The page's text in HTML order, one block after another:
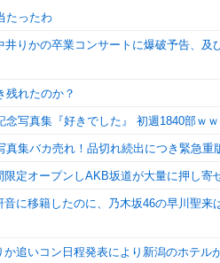
たったわ
井りかの卒業コンサートに爆破予告、及
残れたのか？
念写真集『好きでした』 初週1840部ｗ
真集バカ売れ！品切れ続出につき緊急重
定オープンしAKB坂道が大量に押し寄
音に移籍したのに、乃木坂46の早川聖来
か追いコン日程発表により新潟のホテル